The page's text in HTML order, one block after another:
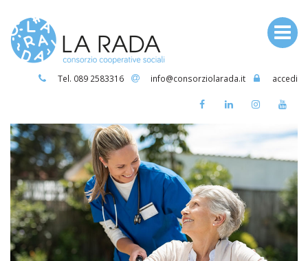
Tel. 089 2583316 info@consorziolarada.it accedi